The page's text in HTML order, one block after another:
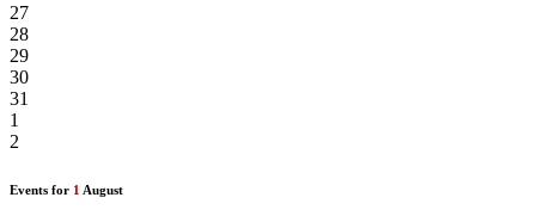
27
28
29
30
31
1
2
Events for 1 August